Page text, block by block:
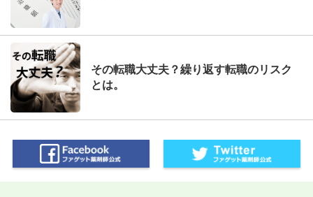
その転職大丈夫？繰り返す転職のリスク
とは。